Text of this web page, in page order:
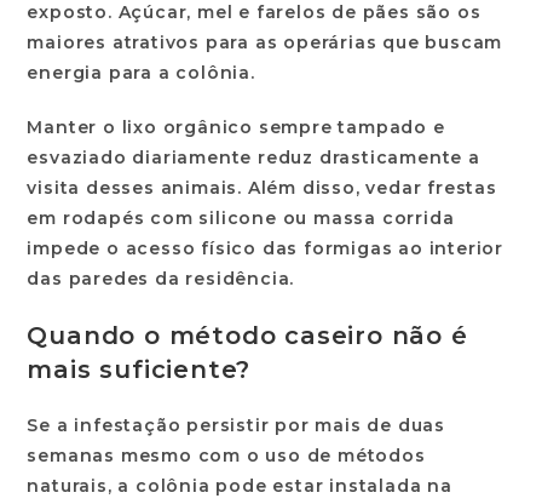
exposto. Açúcar, mel e farelos de pães são os
maiores atrativos para as operárias que buscam
energia para a colônia.
Manter o lixo orgânico sempre tampado e
esvaziado diariamente reduz drasticamente a
visita desses animais. Além disso, vedar frestas
em rodapés com silicone ou massa corrida
impede o acesso físico das formigas ao interior
das paredes da residência.
Quando o método caseiro não é
mais suficiente?
Se a infestação persistir por mais de duas
semanas mesmo com o uso de métodos
naturais, a colônia pode estar instalada na